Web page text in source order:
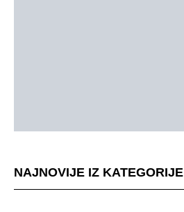
NAJNOVIJE IZ KATEGORIJE